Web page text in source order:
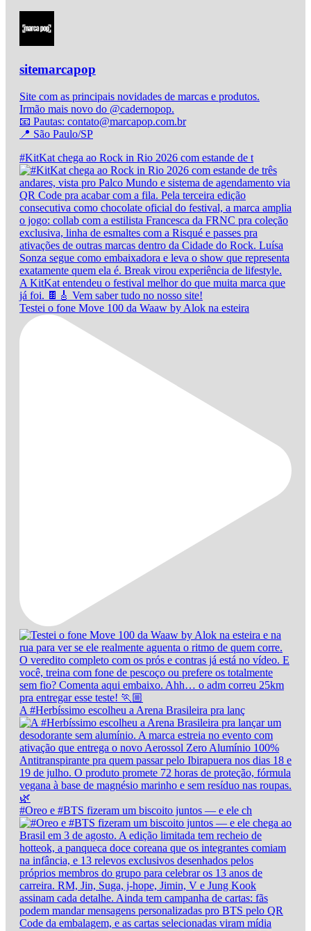
sitemarcapop
Site com as principais novidades de marcas e produtos.
Irmão mais novo do @cadernopop.
📧 Pautas: contato@marcapop.com.br
📍 São Paulo/SP
#KitKat chega ao Rock in Rio 2026 com estande de t
Testei o fone Move 100 da Waaw by Alok na esteira
A #Herbíssimo escolheu a Arena Brasileira pra lanç
#Oreo e #BTS fizeram um biscoito juntos — e ele ch